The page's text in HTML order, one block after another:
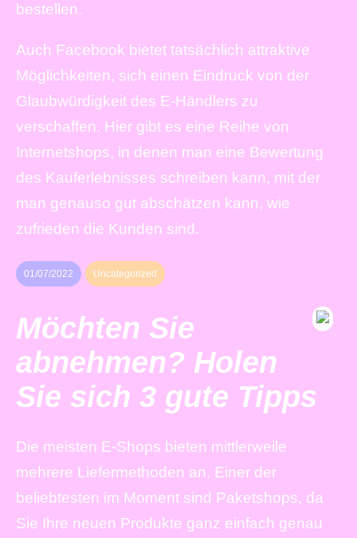
bestellen.
Auch Facebook bietet tatsächlich attraktive
Möglichkeiten, sich einen Eindruck von der
Glaubwürdigkeit des E-Händlers zu
verschaffen. Hier gibt es eine Reihe von
Internetshops, in denen man eine Bewertung
des Kauferlebnisses schreiben kann, mit der
man genauso gut abschätzen kann, wie
zufrieden die Kunden sind.
01/07/2022 Uncategorized
Möchten Sie
abnehmen? Holen
Sie sich 3 gute Tipps
Die meisten E-Shops bieten mittlerweile
mehrere Liefermethoden an. Einer der
beliebtesten im Moment sind Paketshops, da
Sie Ihre neuen Produkte ganz einfach genau